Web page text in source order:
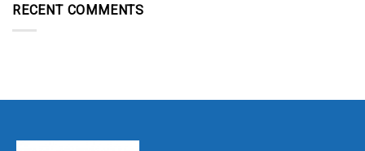
Bank
Proses
RECENT COMMENTS